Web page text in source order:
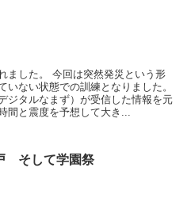
ました。 今回は突然発災という形
ない状態での訓練となりました。
ジタルなまず）が受信した情報を元
間と震度を予想して大き...
そして学園祭